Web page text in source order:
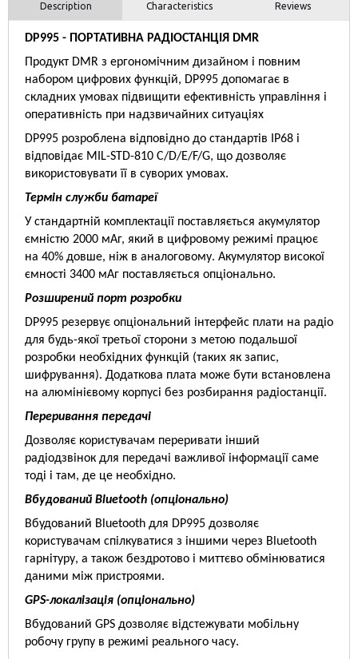
Description Characteristics Reviews
DP995 - ПОРТАТИВНА РАДІОСТАНЦІЯ DMR
Продукт DMR з ергономічним дизайном і повним
набором цифрових функцій, DP995 допомагає в
складних умовах підвищити ефективність управління і
оперативність при надзвичайних ситуаціях
DP995 розроблена відповідно до стандартів IP68 і
відповідає MIL-STD-810 C/D/E/F/G, що дозволяє
використовувати її в суворих умовах.
Термін служби батареї
У стандартній комплектації поставляється акумулятор
ємністю 2000 мАг, який в цифровому режимі працює
на 40% довше, ніж в аналоговому. Акумулятор високої
ємності 3400 мАг поставляється опціонально.
Розширений порт розробки
DP995 резервує опціональний інтерфейс плати на радіо
для будь-якої третьої сторони з метою подальшої
розробки необхідних функцій (таких як запис,
шифрування). Додаткова плата може бути встановлена
на алюмінієвому корпусі без розбирання радіостанції.
Переривання передачі
Дозволяє користувачам переривати інший
радіодзвінок для передачі важливої інформації саме
тоді і там, де це необхідно.
Вбудований Bluetooth (опціонально)
Вбудований Bluetooth для DP995 дозволяє
користувачам спілкуватися з іншими через Bluetooth
гарнітуру, а також бездротово і миттєво обмінюватися
даними між пристроями.
GPS-локалізація (опціонально)
Вбудований GPS дозволяє відстежувати мобільну
робочу групу в режимі реального часу.